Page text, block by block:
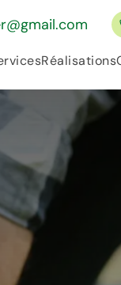
Réalisations